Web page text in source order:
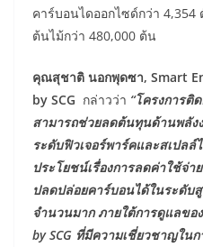
คาร์บอนไดออกไซด์กว่า 4,354
ต้นไม้กว่า 480,000 ต้น
คุณสุชาติ นอกพุดซา, Smart
by SCG กล่าวว่า “โครงการติ
สามารถช่วยลดต้นทุนด้านพลั
ระดับฟิวเจอร์พาร์คและสเปล
ประโยชน์เรื่องการลดค่าใช้จ่
ปลดปล่อยคาร์บอนได้ในระดับ
จำนวนมาก ภายใต้การดูแลขอ
by SCG ที่มีความเชี่ยวชาญใน